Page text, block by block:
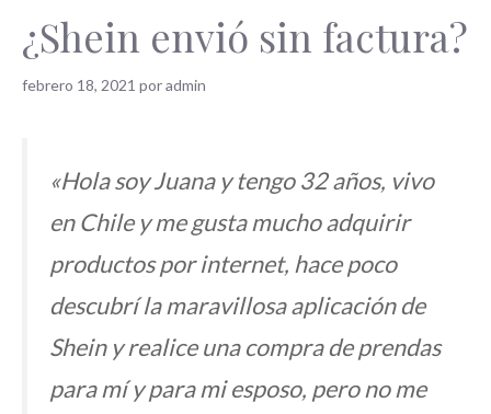
¿Shein envió sin factura?
febrero 18, 2021 poradmin
«Hola soy Juana y tengo 32 años, vivo
en Chile y me gusta mucho adquirir
productos por internet, hace poco
descubrí la maravillosa aplicación de
Shein y realice una compra de prendas
para mí y para mi esposo, pero no me